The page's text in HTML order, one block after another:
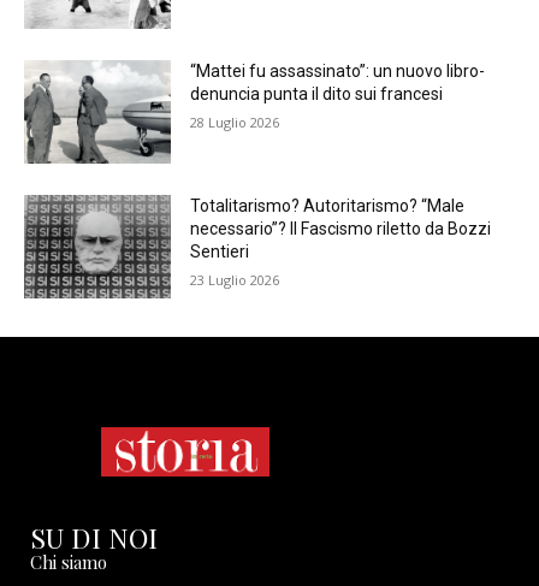
“Mattei fu assassinato”: un nuovo libro-
denuncia punta il dito sui francesi
28 Luglio 2026
Totalitarismo? Autoritarismo? “Male
necessario”? Il Fascismo riletto da Bozzi
Sentieri
23 Luglio 2026
SU DI NOI
Chi siamo